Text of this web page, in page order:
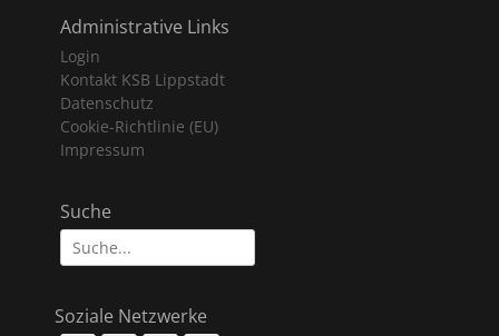
Administrative Links
Login
Kontakt KSB Lippstadt
Datenschutz
Cookie-Richtlinie (EU)
Impressum
Suche
Suche
nach:
Soziale Netzwerke